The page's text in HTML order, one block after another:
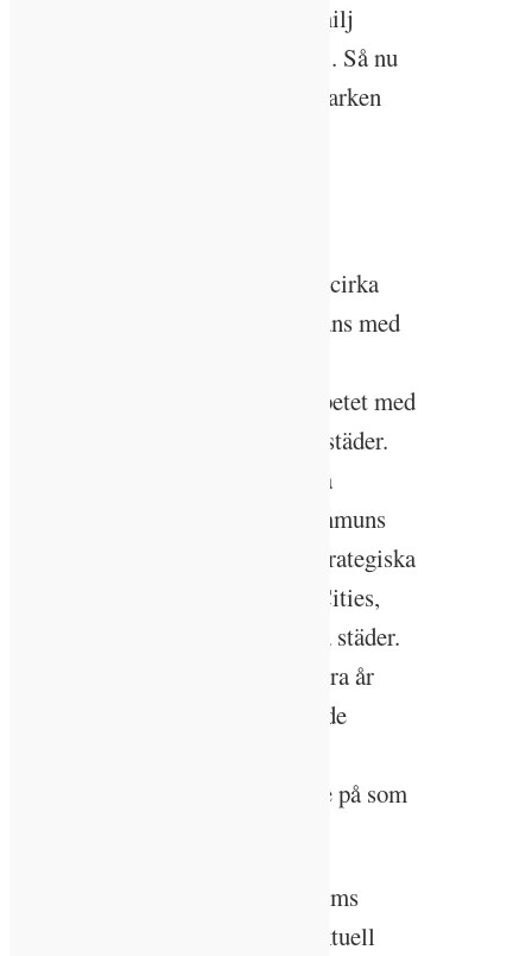
den gamla skolkamraten vars familj
råkade äga skogsfastigheten intill. Så nu
är boendepålen fast nedgrävd i marken
Kalmarhem har 75 anställda och cirka
5300 lägenheter och är tillsammans med
bostadsbolag en viktig aktör i arbetet med
att få ner klimatpåverkan från bostäder.
Bolagets klimatpåverkan ska vara
nettonoll i linje med Kalmar kommuns
mål och avsiktsförklaring i det strategiska
innovationsprogrammet Viable Cities,
som fokuserar på smarta hållbara städer.
När Ida-Sara Andréen jobbat några år
inom HR på Kalmarhem beslutade
hållbarhetsfrågorna. Honhoppade på som
Arbetet med att förnya Kalmarhems
hållbarhetskoncept utgick från aktuell